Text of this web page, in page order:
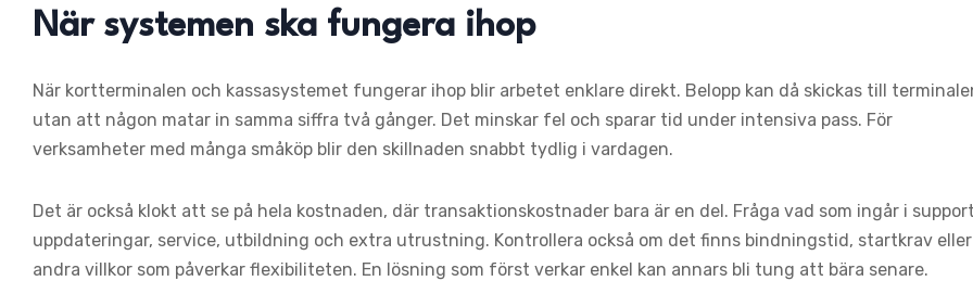
När systemen ska fungera ihop
När kortterminalen och kassasystemet fungerar ihop blir arbetet enklare direkt. Belopp kan då skickas till
utan att någon matar in samma siffra två gånger. Det minskar fel och sparar tid under intensiva pass. För
verksamheter med många småköp blir den skillnaden snabbt tydlig i vardagen.
Det är också klokt att se på hela kostnaden, där transaktionskostnader bara är en del. Fråga vad som ingår i
uppdateringar, service, utbildning och extra utrustning. Kontrollera också om det finns bindningstid, startkrav eller
andra villkor som påverkar flexibiliteten. En lösning som först verkar enkel kan annars bli tung att bära senare.